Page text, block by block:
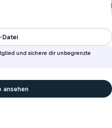
und sichere dir unbegrenzte
Datei
ansehen